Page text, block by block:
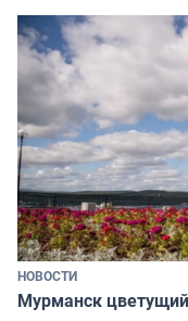
НОВОСТИ
Мурманск